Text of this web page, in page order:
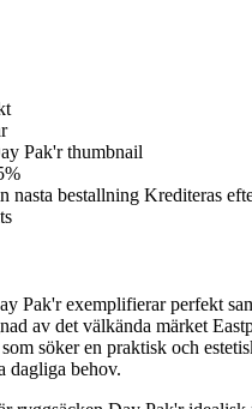
nasta bestallning Krediteras
Pak'r exemplifierar perfekt
av det välkända märket
söker en praktisk och
dagliga behov.